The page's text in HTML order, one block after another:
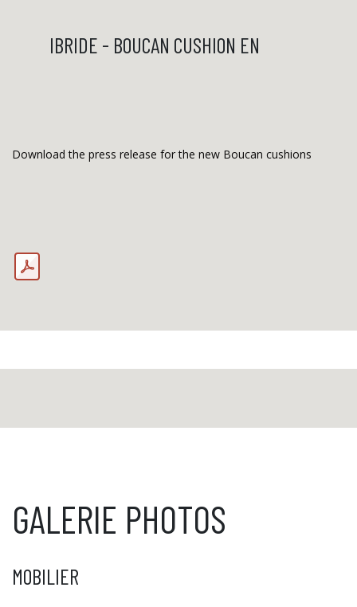
​IBRIDE - BOUCAN CUSHION EN
Download the press release for the new Boucan cushions
GALERIE PHOTOS
MOBILIER